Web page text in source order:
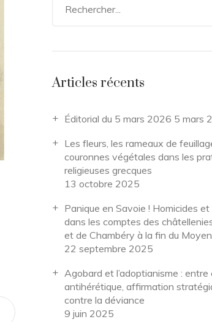
Articles récents
Éditorial du 5 mars 2026 5 mars
Les fleurs, les rameaux de
couronnes végétales dans les
religieuses grecques
13 octobre 2025
Panique en Savoie ! Homicides
dans les comptes des
et de Chambéry à la fin du
22 septembre 2025
Agobard et l’adoptianisme : entre
antihérétique, affirmation
contre la déviance
9 juin 2025